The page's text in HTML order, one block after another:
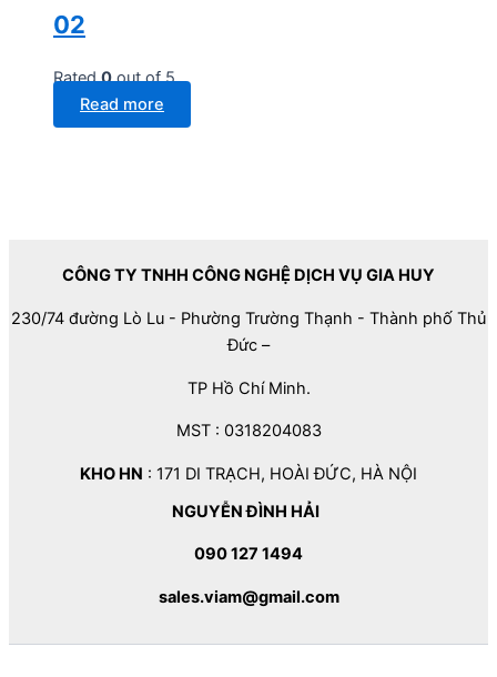
02
Rated0out of 5
Read more
CÔNG TY TNHH CÔNG NGHỆ DỊCH VỤ GIA HUY
230/74 đường Lò Lu - Phường Trường Thạnh - Thành phố Thủ
Đức –
TP Hồ Chí Minh.
MST : 0318204083
KHO HN : 171 DI TRẠCH, HOÀI ĐỨC, HÀ NỘI
NGUYỄN ĐÌNH HẢI
090 127 1494
sales.viam@gmail.com